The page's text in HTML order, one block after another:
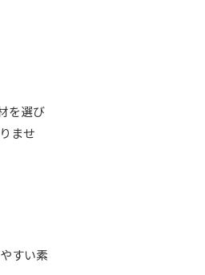
を選び
ませ
すい素